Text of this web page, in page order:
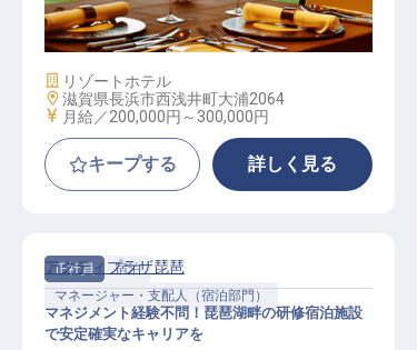
施設業態
リゾートホテル
勤務地
滋賀県長浜市西浅井町大浦2064
給与
月給／200,000円～ 300,000円
キープする 詳しく見る
正社員
宿泊
マネージャー・支配人（宿泊部門）
アクティプラザ琵琶
マネジメント経験不問！琵琶湖畔の研修宿泊施設
で安定確実なキャリアを